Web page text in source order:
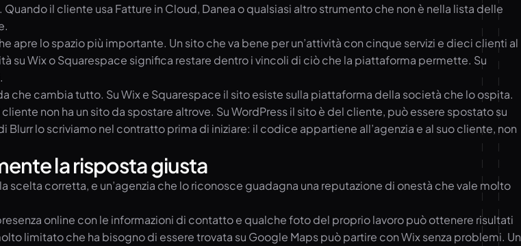
il cliente usa Fatture in Cloud, Danea o qualsiasi altro strumento che non è nella lista delle
apre lo spazio più importante. Un sito che va bene per un’attività con cinque servizi e dieci clienti al
su Wix o Squarespace significa restare dentro i vincoli di ciò che la piattaforma permette. Su
che cambia tutto. Su Wix e Squarespace il sito esiste sulla piattaforma della società che lo ospita.
non ha un sito da spostare altrove. Su WordPress il sito è del cliente, può essere spostato su
lo scriviamo nel contratto prima di iniziare: il codice appartiene all’agenzia e al suo cliente, non
la risposta giusta
scelta corretta, e un’agenzia che lo riconosce guadagna una reputazione di onestà che vale molto
online con le informazioni di contatto e qualche foto del proprio lavoro può ottenere risultati
limitato che ha bisogno di essere trovata su Google Maps può partire con Wix senza problemi. Un